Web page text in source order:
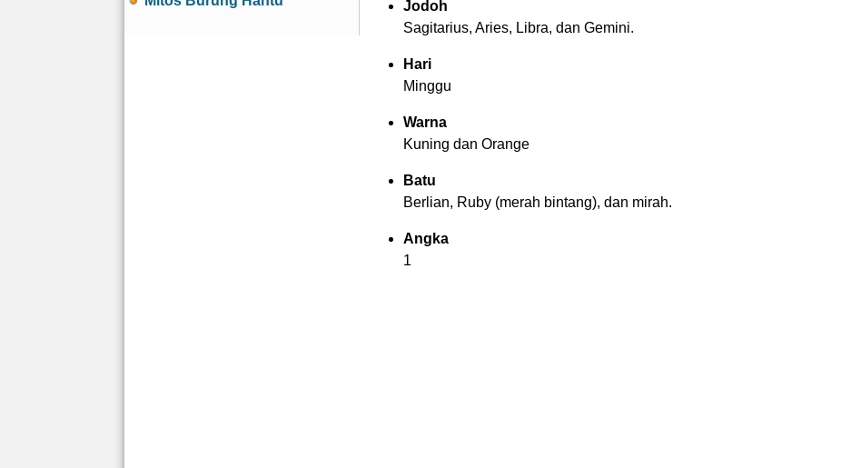
Jodoh
Sagitarius, Aries, Libra, dan Gemini.
Hari
Minggu
Warna
Kuning dan Orange
Batu
Berlian, Ruby (merah bintang), dan mirah.
Angka
1